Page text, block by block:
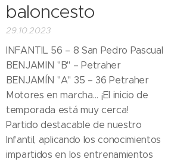
baloncesto
29.10.2023
INFANTIL 56 – 8 San Pedro Pascual
BENJAMIN "B" – Petraher
BENJAMÍN "A" 35 – 36 Petraher
Motores en marcha… ¡El inicio de
temporada está muy cerca!😁💪🏻
Partido destacable de nuestro
Infantil, aplicando los conocimientos
impartidos en los entrenamientos